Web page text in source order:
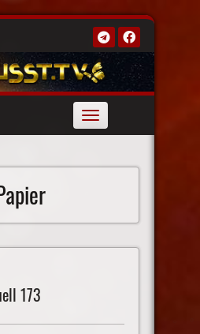
Toggle
navigation
173